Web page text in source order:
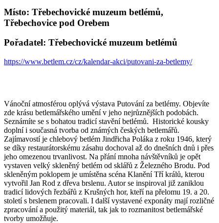
Místo: Třebechovické muzeum betlémů,
Třebechovice pod Orebem
Pořadatel: Třebechovické muzeum betlémů
https://www.betlem.cz/cz/kalendar-akci/putovani-za-betlemy/
Vánoční atmosférou oplývá výstava Putování za betlémy. Objevíte
zde krásu betlemářského umění v jeho nejrůznějších podobách.
Seznámíte se s bohatou tradicí stavění betlémů. Historické kousky
doplní i současná tvorba od známých českých betlemářů.
Zajímavostí je chlebový betlém Jindřicha Poláka z roku 1946, který
se díky restaurátorskému zásahu dochoval až do dnešních dnů i přes
jeho omezenou trvanlivost. Na přání mnoha návštěvníků je opět
vystaven velký skleněný betlém od sklářů z Železného Brodu. Pod
skleněným poklopem je umístěna scéna Klanění Tří králů, kterou
vytvořil Jan Rod z dřeva brslenu. Autor se inspiroval již zaniklou
tradicí lidových řezbářů z Krušných hor, kteří na přelomu 19. a 20.
století s brslenem pracovali. I další vystavené exponáty mají rozličné
zpracování a použitý materiál, tak jak to rozmanitost betlemářské
tvorby umožňuje.